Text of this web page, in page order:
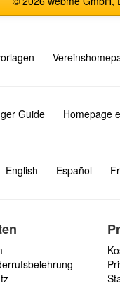
Guide Homepage
English Español